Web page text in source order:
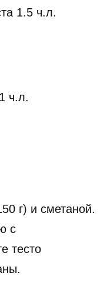
1.5 ч.л.
ч.л.
г) и сметаной.
с
тесто